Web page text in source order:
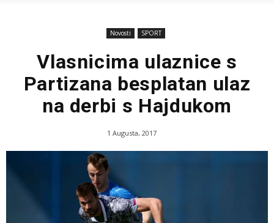
Novosti SPORT
Vlasnicima ulaznice s
Partizana besplatan ulaz
na derbi s Hajdukom
1 Augusta, 2017